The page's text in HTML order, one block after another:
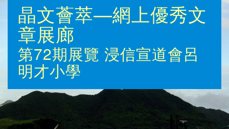
晶文薈萃—網上優秀文
章展廊
第72期展覽 浸信宣道會呂
明才小學